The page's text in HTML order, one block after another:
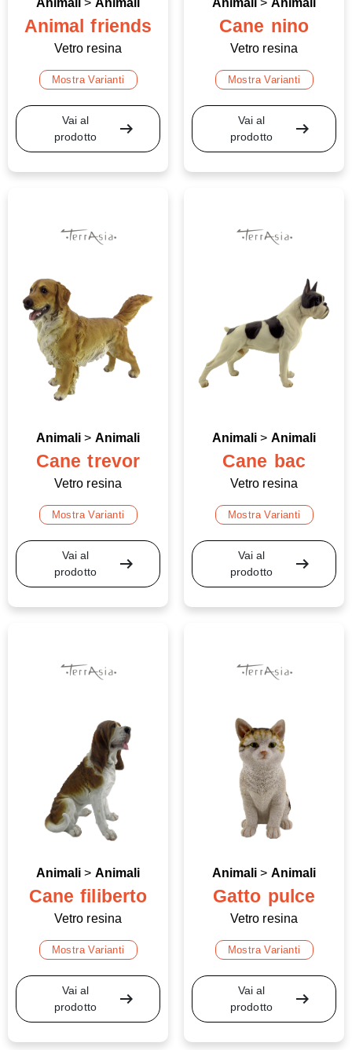
Animali > Animali
Animal friends
Vetro resina
Mostra Varianti
Vai al
prodotto
arrow_right_alt
Animali > Animali
Cane nino
Vetro resina
Mostra Varianti
Vai al
prodotto
arrow_right_alt
Animali > Animali
Cane trevor
Vetro resina
Mostra Varianti
Vai al
prodotto
arrow_right_alt
Animali > Animali
Cane bac
Vetro resina
Mostra Varianti
Vai al
prodotto
arrow_right_alt
Animali > Animali
Cane filiberto
Vetro resina
Mostra Varianti
Vai al
prodotto
arrow_right_alt
Animali > Animali
Gatto pulce
Vetro resina
Mostra Varianti
Vai al
prodotto
arrow_right_alt